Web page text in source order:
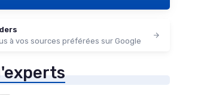
à vos sources préférées sur Google